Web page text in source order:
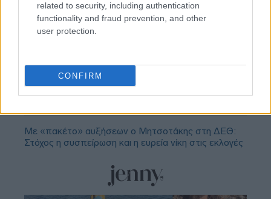
related to security, including authentication
functionality and fraud prevention, and other
user protection.
CONFIRM
Η ΑΑΔΕ ελέγχει τις μεταφορές μέσω IRIS: Τι ισχύει
για χαρτζιλίκια, δωρεές και γονικές παροχές
Με «πακέτο» αυξήσεων ο Μητσοτάκης στη ΔΕΘ:
Στόχος η συσπείρωση και η ευρεία νίκη στις εκλογές